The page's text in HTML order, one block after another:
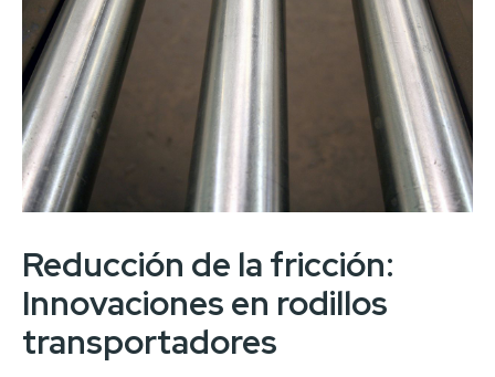
Reducción de la fricción:
Innovaciones en rodillos
transportadores